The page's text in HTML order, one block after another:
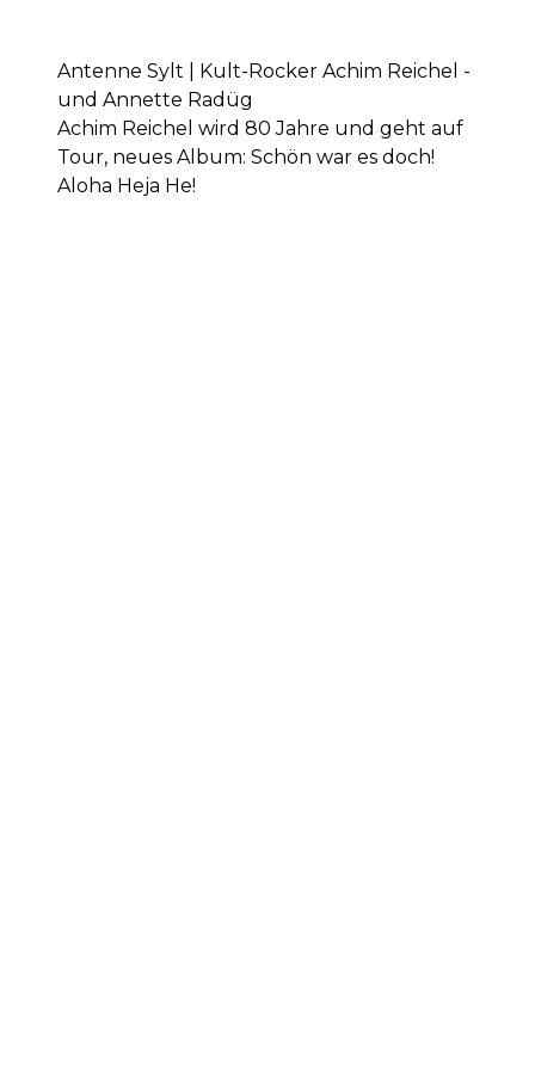
Antenne Sylt | Kult-Rocker Achim Reichel -
und Annette Radüg
Achim Reichel wird 80 Jahre und geht auf
Tour, neues Album: Schön war es doch!
Aloha Heja He!